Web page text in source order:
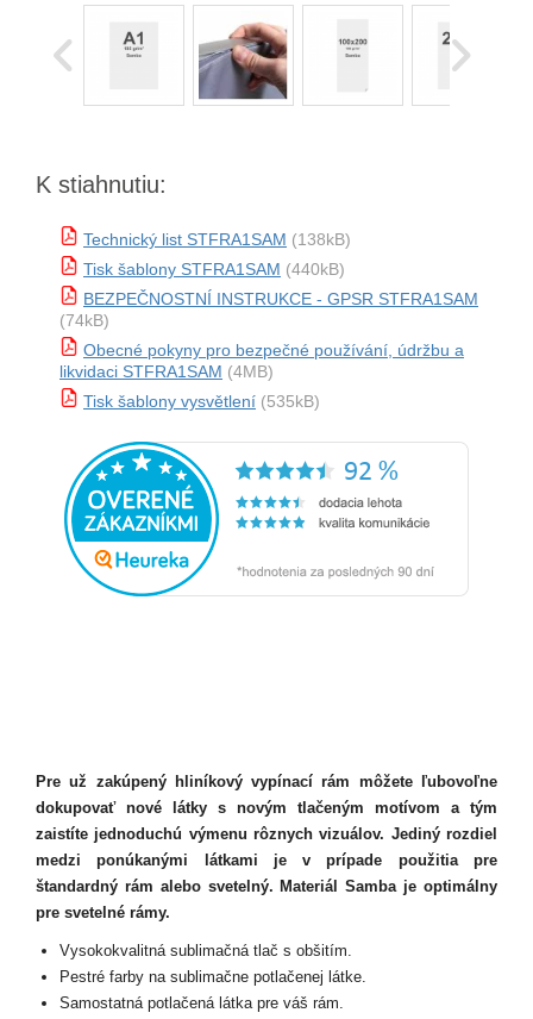
K stiahnutiu:
Technický list STFRA1SAM (138kB)
Tisk šablony STFRA1SAM (440kB)
BEZPEČNOSTNÍ INSTRUKCE - GPSR STFRA1SAM
(74kB)
Obecné pokyny pro bezpečné používání, údržbu a
likvidaci STFRA1SAM (4MB)
Tisk šablony vysvětlení (535kB)
Pre už zakúpený hliníkový vypínací rám môžete ľubovoľne
dokupovať nové látky s novým tlačeným motívom a tým
zaistíte jednoduchú výmenu rôznych vizuálov. Jediný rozdiel
medzi ponúkanými látkami je v prípade použitia pre
štandardný rám alebo svetelný. Materiál Samba je optimálny
pre svetelné rámy.
Vysokokvalitná sublimačná tlač s obšitím.
Pestré farby na sublimačne potlačenej látke.
Samostatná potlačená látka pre váš rám.